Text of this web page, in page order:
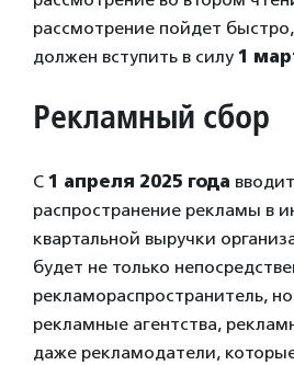
рассмотрение пойдет
должен вступить в силу 1
Рекламный сбор
С 1 апреля 2025 года
распространение рекламы в
квартальной выручки
будет не только
рекламораспространитель,
рекламные агентства,
даже рекламодатели,